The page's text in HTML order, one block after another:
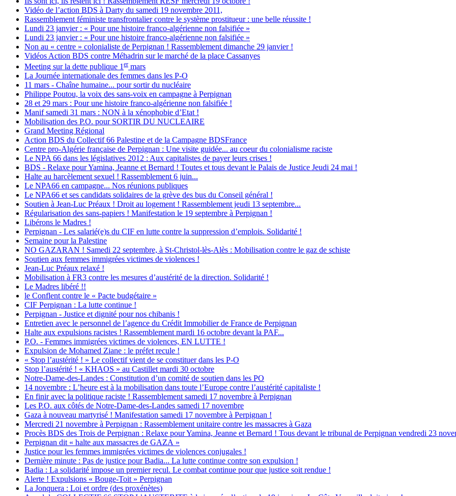
Vidéo de l’action BDS à Darty du samedi 19 novembre 2011,
Rassemblement féministe transfrontalier contre le système prostitueur : une belle réussite !
Lundi 23 janvier : « Pour une histoire franco-algérienne non falsifiée »
Lundi 23 janvier : « Pour une histoire franco-algérienne non falsifiée »
Non au « centre » colonialiste de Perpignan ! Rassemblement dimanche 29 janvier !
Vidéos Action BDS contre Méhadrin sur le marché de la place Cassanyes
Meeting sur la dette publique 1 er mars
La Journée internationale des femmes dans les P-O
11 mars - Chaîne humaine... pour sortir du nucléaire
Philippe Poutou, la voix des sans-voix en campagne à Perpignan
28 et 29 mars : Pour une histoire franco-algérienne non falsifiée !
Manif samedi 31 mars : NON à la xénophobie d’Etat !
Mobilisation des P.O. pour SORTIR DU NUCLEAIRE
Grand Meeting Régional
Action BDS du Collectif 66 Palestine et de la Campagne BDSFrance
Centre pro-Algérie française de Perpignan : Une visite guidée... au coeur du colonialisme raciste
Le NPA 66 dans les législatives 2012 : Aux capitalistes de payer leurs crises !
BDS - Relaxe pour Yamina, Jeanne et Bernard ! Toutes et tous devant le Palais de Justice Jeudi 24 mai !
Halte au harcèlement sexuel ! Rassemblement 6 juin...
Le NPA66 en campagne... Nos réunions publiques
Le NPA66 et ses candidats solidaires de la grève des bus du Conseil général !
Soutien à Jean-Luc Préaux ! Droit au logement ! Rassemblement jeudi 13 septembre...
Régularisation des sans-papiers ! Manifestation le 19 septembre à Perpignan !
Libérons le Madres !
Perpignan - Les salarié(e)s du CIF en lutte contre la suppression d’emplois. Solidarité !
Semaine pour la Palestine
NO GAZARAN ! Samedi 22 septembre, à St-Christol-lès-Alès : Mobilisation contre le gaz de schiste
Soutien aux femmes immigrées victimes de violences !
Jean-Luc Préaux relaxé !
Mobilisation à FR3 contre les mesures d’austérité de la direction. Solidarité !
Le Madres libéré !!
le Conflent contre le « Pacte budgétaire »
CIF Perpignan : La lutte continue !
Perpignan - Justice et dignité pour nos chibanis !
Entretien avec le personnel de l’agence du Crédit Immobilier de France de Perpignan
Halte aux expulsions racistes ! Rassemblement mardi 16 octobre devant la PAF...
P.O. - Femmes immigrées victimes de violences, EN LUTTE !
Expulsion de Mohamed Ziane : le préfet recule !
« Stop l’austérité ! » Le collectif vient de se constituer dans les P-O
Stop l’austérité ! « KHAOS » au Castillet mardi 30 octobre
Notre-Dame-des-Landes : Constitution d’un comité de soutien dans les PO
14 novembre : L’heure est à la mobilisation dans toute l’Europe contre l’austérité capitaliste !
En finir avec la politique raciste ! Rassemblement samedi 17 novembre à Perpignan
Les P.O. aux côtés de Notre-Dame-des-Landes samedi 17 novembre
Gaza à nouveau martyrisé ! Manifestation samedi 17 novembre à Perpignan !
Mercredi 21 novembre à Perpignan : Rassemblement unitaire contre les massacres à Gaza
Procès BDS des Trois de Perpignan : Relaxe pour Yamina, Jeanne et Bernard ! Tous devant le tribunal de Perpignan vendredi 23
Perpignan dit « halte aux massacres de GAZA »
Justice pour les femmes immigrées victimes de violences conjugales !
Dernière minute : Pas de justice pour Badia... La lutte continue contre son expulsion !
Badia : La solidarité impose un premier recul. Le combat continue pour que justice soit rendue !
Alerte ! Expulsions « Bouge-Toit » Perpignan
La Jonquera : Loi et ordre (des proxénètes)